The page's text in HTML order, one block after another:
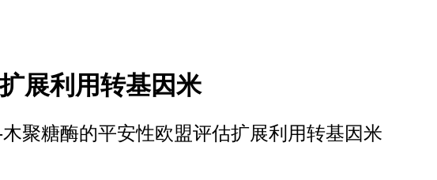
展利用转基因米
木聚糖酶的平安性欧盟评估扩展利用转基因米